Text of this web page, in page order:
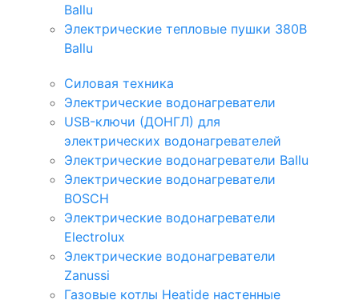
Ballu
Электрические тепловые пушки 380В
Ballu
Силовая техника
Электрические водонагреватели
USB-ключи (ДОНГЛ) для
электрических водонагревателей
Электрические водонагреватели Ballu
Электрические водонагреватели
BOSCH
Электрические водонагреватели
Electrolux
Электрические водонагреватели
Zanussi
Газовые котлы Heatide настенные